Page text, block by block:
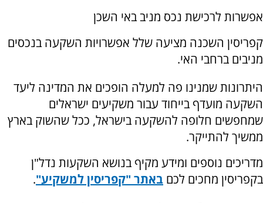
אפשרות לרכישת נכס מניב באי השכן
קפריסין השכנה מציעה שלל אפשרויות השקעה בנכסים
מניבים ברחבי האי.
היתרונות שמנינו פה למעלה הופכים את המדינה ליעד
השקעה מועדף בייחוד עבור משקיעים ישראלים
שמחפשים חלופה להשקעה בישראל, ככל שהשוק בארץ
ממשיך להתייקר.
מדריכים נוספים ומידע מקיף בנושא השקעות נדל"ן
בקפריסין מחכים לכם באתר "קפריסין למשקיע".